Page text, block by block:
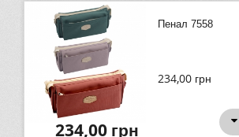
Пенал 7558
234,00 грн
234,00грн